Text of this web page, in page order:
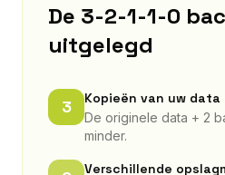
De 3-2-1-1-0
uitgelegd
3 Kopieën van uw data
De originele data + 2
minder.
Verschillende